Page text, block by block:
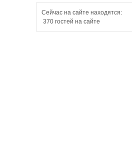
Сейчас на сайте находятся:
370 гостей на сайте